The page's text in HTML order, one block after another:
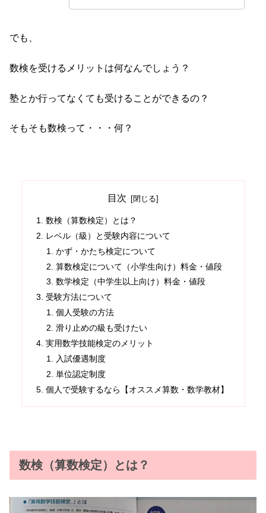
でも、
数検を受けるメリットは何なんでしょう？
塾とか行ってなくても受けることができるの？
そもそも数検って・・・何？
目次
数検（算数検定）とは？
レベル（級）と受験内容について
かず・かたち検定について
算数検定について（小学生向け）料金・値段
数学検定（中学生以上向け）料金・値段
受験方法について
個人受験の方法
滑り止めの級も受けたい
実用数学技能検定のメリット
入試優遇制度
単位認定制度
個人で受験するなら【オススメ算数・数学教材】
数検（算数検定）とは？